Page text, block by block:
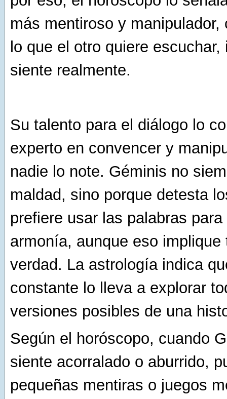
más mentiroso y manipulador,
lo que el otro quiere
siente realmente.
Su talento para el diálogo lo
experto en convencer y
nadie lo note. Géminis no
maldad, sino porque detesta
prefiere usar las palabras
armonía, aunque eso implique
verdad. La astrología indica
constante lo lleva a explorar
versiones posibles de una
Según el horóscopo, cuando
siente acorralado o aburrido,
pequeñas mentiras o juegos